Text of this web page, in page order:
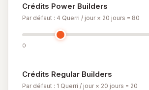
Crédits Power Builders
Par défaut : 4 Querri / jour × 20 jours = 80
0
Crédits Regular Builders
Par défaut : 1 Querri / jour × 20 jours = 20